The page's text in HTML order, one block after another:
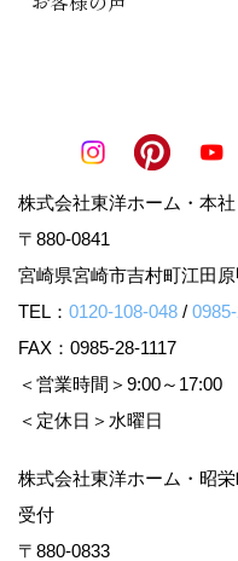
株式会社東洋ホーム・本社
〒880-0841
宮崎県宮崎市吉村町江田
TEL： 0120-108-048 /
FAX：0985-28-1117
＜営業時間＞9:00～17:00
＜定休日＞水曜日
株式会社東洋ホーム・昭
受付
〒880-0833